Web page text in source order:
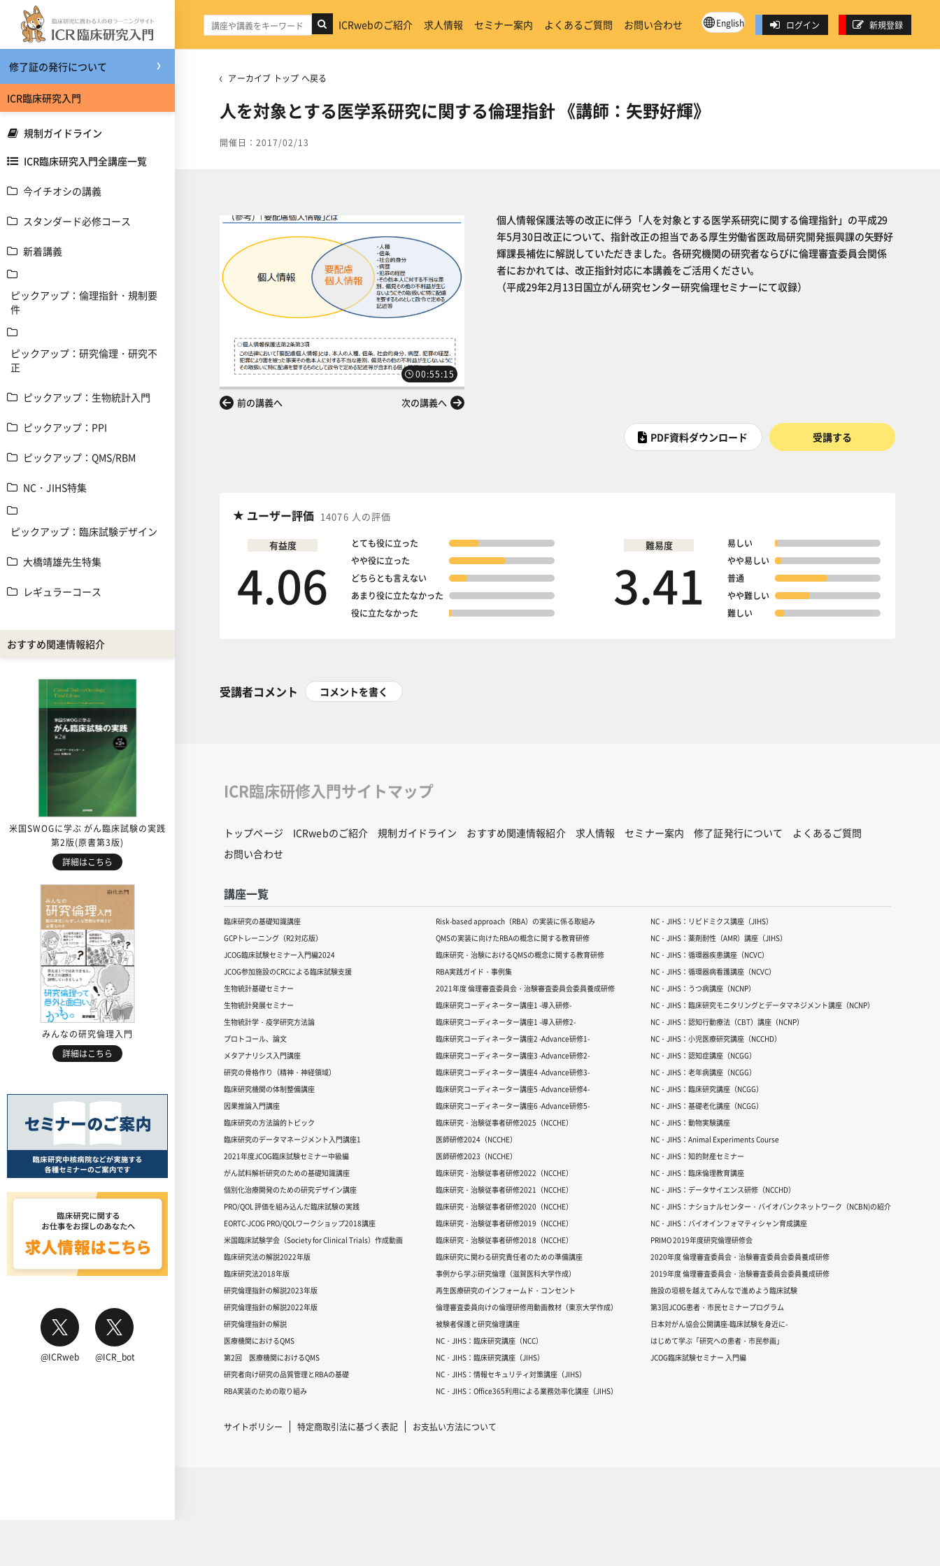
メインコンテンツへスキップする
修了証の発行について
ICR臨床研究入門
規制ガイドライン
ICR臨床研究入門全講座一覧
今イチオシの講義
スタンダード必修コース
新着講義
ピックアップ：倫理指針・規制要
件
ピックアップ：研究倫理・研究不
正
ピックアップ：生物統計入門
ピックアップ：PPI
ピックアップ：QMS/RBM
NC・JIHS特集
ピックアップ：臨床試験デザイン
大橋靖雄先生特集
レギュラーコース
おすすめ関連情報紹介
米国SWOGに学ぶ がん臨床試験の実践
第2版(原書第3版)
詳細はこちら
みんなの研究倫理入門
詳細はこちら
@ICRweb @ICR_bot
ICRwebのご紹介 求人情報 セミナー案内 よくあるご質問 お問い合わせ English ログイン 新規登録
アーカイブ トップ へ戻る
人を対象とする医学系研究に関する倫理指針 《講師：矢野好輝》
開催日：2017/02/13
00:55:15
前の講義へ 次の講義へ
個人情報保護法等の改正に伴う「人を対象とする医学系研究に関する倫理指針」の平成29
年5月30日改正について、指針改正の担当である厚生労働省医政局研究開発振興課の矢野好
輝課長補佐に解説していただきました。各研究機関の研究者ならびに倫理審査委員会関係
者におかれては、改正指針対応に本講義をご活用ください。
（平成29年2月13日国立がん研究センター研究倫理セミナーにて収録）
PDF資料ダウンロード 受講する
ユーザー評価 14076 人の評価
有益度
4.06
とても役に立った
やや役に立った
どちらとも言えない
あまり役に立たなかった
役に立たなかった
難易度
3.41
易しい
やや易しい
普通
やや難しい
難しい
受講者コメント コメントを書く
ICR臨床研修入門サイトマップ
トップページ ICRwebのご紹介 規制ガイドライン おすすめ関連情報紹介 求人情報 セミナー案内 修了証発行について
よくあるご質問
お問い合わせ
講座一覧
臨床研究の基礎知識講座
GCPトレーニング（R2対応版）
JCOG臨床試験セミナー入門編2024
JCOG参加施設のCRCによる臨床試験支援
生物統計基礎セミナー
生物統計発展セミナー
生物統計学・疫学研究方法論
プロトコール、論文
メタアナリシス入門講座
研究の骨格作り（精神・神経領域）
臨床研究機関の体制整備講座
因果推論入門講座
臨床研究の方法論的トピック
臨床研究のデータマネージメント入門講座1
2021年度JCOG臨床試験セミナー中級編
がん試料解析研究のための基礎知識講座
個別化治療開発のための研究デザイン講座
PRO/QOL 評価を組み込んだ臨床試験の実践
EORTC-JCOG PRO/QOLワークショップ2018講座
米国臨床試験学会（Society for Clinical Trials）作成動画
臨床研究法の解説2022年版
臨床研究法2018年版
研究倫理指針の解説2023年版
研究倫理指針の解説2022年版
研究倫理指針の解説
医療機関におけるQMS
第2回 医療機関におけるQMS
研究者向け研究の品質管理とRBAの基礎
RBA実装のための取り組み
Risk-based approach（RBA）の実装に係る取組み
QMSの実装に向けたRBAの概念に関する教育研修
臨床研究・治験におけるQMSの概念に関する教育研修
RBA実践ガイド・事例集
2021年度 倫理審査委員会・治験審査委員会委員養成研修
臨床研究コーディネーター講座1 -導入研修-
臨床研究コーディネーター講座1 -導入研修2-
臨床研究コーディネーター講座2 -Advance研修1-
臨床研究コーディネーター講座3 -Advance研修2-
臨床研究コーディネーター講座4 -Advance研修3-
臨床研究コーディネーター講座5 -Advance研修4-
臨床研究コーディネーター講座6 -Advance研修5-
臨床研究・治験従事者研修2025（NCCHE）
医師研修2024（NCCHE）
医師研修2023（NCCHE）
臨床研究・治験従事者研修2022（NCCHE）
臨床研究・治験従事者研修2021（NCCHE）
臨床研究・治験従事者研修2020（NCCHE）
臨床研究・治験従事者研修2019（NCCHE）
臨床研究・治験従事者研修2018（NCCHE）
臨床研究に関わる研究責任者のための準備講座
事例から学ぶ研究倫理（滋賀医科大学作成）
再生医療研究のインフォームド・コンセント
倫理審査委員向けの倫理研修用動画教材（東京大学作成）
被験者保護と研究倫理講座
NC・JIHS：臨床研究講座（NCC）
NC・JIHS：臨床研究講座（JIHS）
NC・JIHS：情報セキュリティ対策講座（JIHS）
NC・JIHS：Office365利用による業務効率化講座（JIHS）
NC・JIHS：リピドミクス講座（JIHS）
NC・JIHS：薬剤耐性（AMR）講座（JIHS）
NC・JIHS：循環器疾患講座（NCVC）
NC・JIHS：循環器病看護講座（NCVC）
NC・JIHS：うつ病講座（NCNP）
NC・JIHS：臨床研究モニタリングとデータマネジメント講座（NCNP）
NC・JIHS：認知行動療法（CBT）講座（NCNP）
NC・JIHS：小児医療研究講座（NCCHD）
NC・JIHS：認知症講座（NCGG）
NC・JIHS：老年病講座（NCGG）
NC・JIHS：臨床研究講座（NCGG）
NC・JIHS：基礎老化講座（NCGG）
NC・JIHS：動物実験講座
NC・JIHS：Animal Experiments Course
NC・JIHS：知的財産セミナー
NC・JIHS：臨床倫理教育講座
NC・JIHS：データサイエンス研修（NCCHD）
NC・JIHS：ナショナルセンター・バイオバンクネットワーク（NCBN)の紹介
NC・JIHS：バイオインフォマティシャン育成講座
PRIMO 2019年度研究倫理研修会
2020年度 倫理審査委員会・治験審査委員会委員養成研修
2019年度 倫理審査委員会・治験審査委員会委員養成研修
施設の垣根を越えてみんなで進めよう臨床試験
第3回JCOG患者・市民セミナープログラム
日本対がん協会公開講座-臨床試験を身近に-
はじめて学ぶ「研究への患者・市民参画」
JCOG臨床試験セミナー 入門編
サイトポリシー 特定商取引法に基づく表記 お支払い方法について